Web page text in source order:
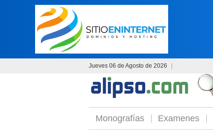
Jueves 06 de Agosto de 2026
Monografías Examenes